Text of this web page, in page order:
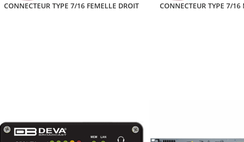
CONNECTEUR TYPE 7/16 FEMELLE DROIT CONNECTEUR TYPE 7/16